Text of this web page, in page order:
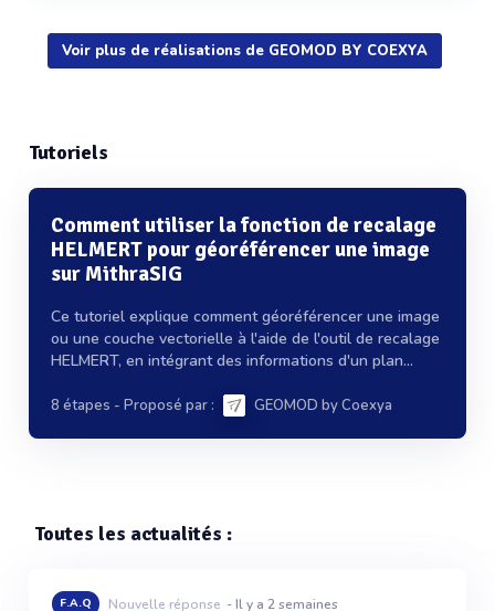
Voir plus
Voir plus de réalisations de GEOMOD BY COEXYA
Tutoriels
Comment utiliser la fonction de recalage
HELMERT pour géoréférencer une image
sur MithraSIG
Ce tutoriel explique comment géoréférencer une image
ou une couche vectorielle à l'aide de l'outil de recalage
HELMERT, en intégrant des informations d'un plan...
8 étapes - Proposé par : GEOMOD by Coexya
Toutes les actualités :
F.A.Q Nouvelle réponse - Il y a 2 semaines